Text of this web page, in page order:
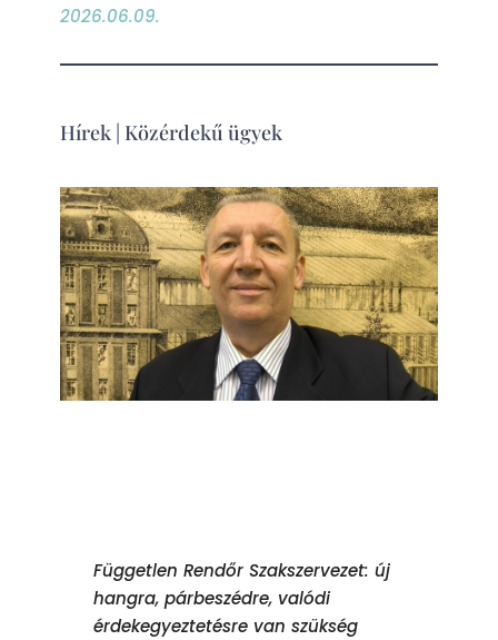
2026.06.09.
Hírek| Közérdekű ügyek
Független Rendőr Szakszervezet: új
hangra, párbeszédre, valódi
érdekegyeztetésre van szükség